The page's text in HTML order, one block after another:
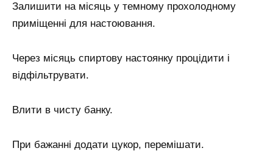
Залишити на місяць у темному прохолодному
приміщенні для настоювання.
Через місяць спиртову настоянку процідити і
відфільтрувати.
Влити в чисту банку.
При бажанні додати цукор, перемішати.